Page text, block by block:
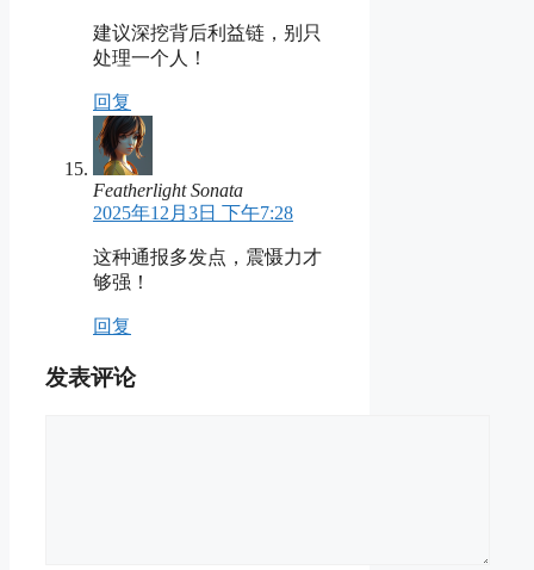
建议深挖背后利益链，别只
处理一个人！
回复
Featherlight Sonata
2025年12月3日 下午7:28
这种通报多发点，震慑力才
够强！
回复
发表评论